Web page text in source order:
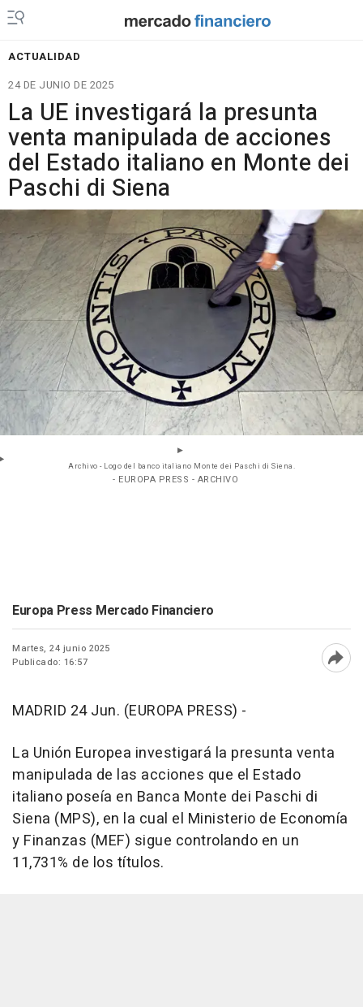
ACTUALIDAD
24 DE JUNIO DE 2025
La UE investigará la presunta
venta manipulada de acciones
del Estado italiano en Monte dei
Paschi di Siena
Archivo - Logo del banco italiano Monte dei Paschi di Siena.
- EUROPA PRESS - ARCHIVO
Europa Press Mercado Financiero
Martes, 24 junio 2025
Publicado: 16:57
MADRID 24 Jun. (EUROPA PRESS) -
La Unión Europea investigará la presunta venta
manipulada de las acciones que el Estado
italiano poseía en Banca Monte dei Paschi di
Siena (MPS), en la cual el Ministerio de Economía
y Finanzas (MEF) sigue controlando en un
11,731% de los títulos.